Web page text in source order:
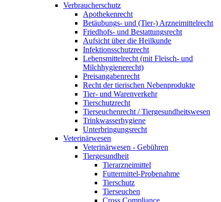
Verbraucherschutz
Apothekenrecht
Betäubungs- und (Tier-) Arzneimittelrecht
Friedhofs- und Bestattungsrecht
Aufsicht über die Heilkunde
Infektionsschutzrecht
Lebensmittelrecht (mit Fleisch- und
Milchhygienerecht)
Preisangabenrecht
Recht der tierischen Nebenprodukte
Tier- und Warenverkehr
Tierschutzrecht
Tierseuchenrecht / Tiergesundheitswesen
Trinkwasserhygiene
Unterbringungsrecht
Veterinärwesen
Veterinärwesen - Gebühren
Tiergesundheit
Tierarzneimittel
Futtermittel-Probenahme
Tierschutz
Tierseuchen
Cross Compliance